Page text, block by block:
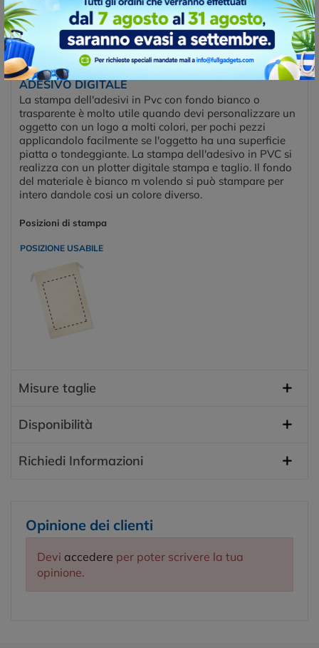
ADESIVO DIGITALE
La stampa dell'adesivi in Pvc con fondo bianco o
trasparente è molto utile quando devi personalizzare un
oggetto con un logo a molti colori, per pochi pezzi
applicandolo facilmente se l'oggetto ha una superficie
piatta o tondeggiante. La stampa dell'adesivo in PVC si
realizza con un plotter digitale stampa e taglio. Il fondo
del materiale è bianco m volendo si può stampare per
intero dandole cosi un colore diverso.
Posizioni di stampa
POSIZIONE USABILE
Misure taglie
Disponibilità
Richiedi Informazioni
Opinione dei clienti
Devi accedere per poter scrivere la tua
opinione.